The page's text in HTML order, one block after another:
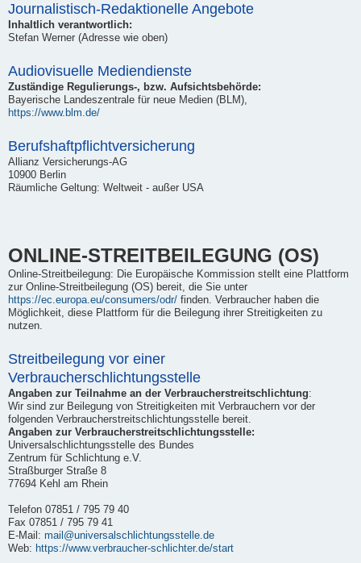
Journalistisch-Redaktionelle Angebote
Inhaltlich verantwortlich:
Stefan Werner (Adresse wie oben)
Audiovisuelle Mediendienste
Zuständige Regulierungs-, bzw. Aufsichtsbehörde:
Bayerische Landeszentrale für neue Medien (BLM),
https://www.blm.de/
Berufshaftpflichtversicherung
Allianz Versicherungs-AG
10900 Berlin
Räumliche Geltung: Weltweit - außer USA
ONLINE-STREITBEILEGUNG (OS)
Online-Streitbeilegung: Die Europäische Kommission stellt eine Plattform
zur Online-Streitbeilegung (OS) bereit, die Sie unter
https://ec.europa.eu/consumers/odr/ finden. Verbraucher haben die
Möglichkeit, diese Plattform für die Beilegung ihrer Streitigkeiten zu
nutzen.
Streitbeilegung vor einer
Verbraucherschlichtungsstelle
Angaben zur Teilnahme an der Verbraucherstreitschlichtung:
Wir sind zur Beilegung von Streitigkeiten mit Verbrauchern vor der
folgenden Verbraucherstreitschlichtungsstelle bereit.
Angaben zur Verbraucherstreitschlichtungsstelle:
Universalschlichtungsstelle des Bundes
Zentrum für Schlichtung e.V.
Straßburger Straße 8
77694 Kehl am Rhein
Telefon 07851 / 795 79 40
Fax 07851 / 795 79 41
E-Mail: mail@universalschlichtungsstelle.de
Web: https://www.verbraucher-schlichter.de/start